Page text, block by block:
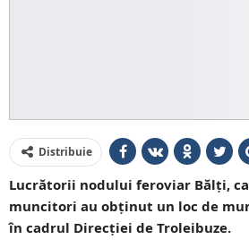
Distribuie
Lucrătorii nodului feroviar Bălți,
muncitori au obținut un loc de
în cadrul Direcției de Troleibuze.